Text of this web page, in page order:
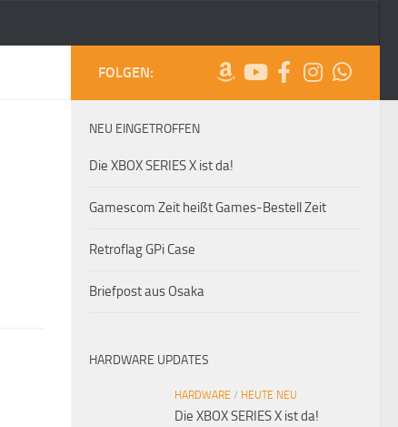
FOLGEN:
NEU EINGETROFFEN
Die XBOX SERIES X ist da!
Gamescom Zeit heißt Games-Bestell Zeit
Retroflag GPi Case
Briefpost aus Osaka
HARDWARE UPDATES
HARDWARE / HEUTE NEU
Die XBOX SERIES X ist da!